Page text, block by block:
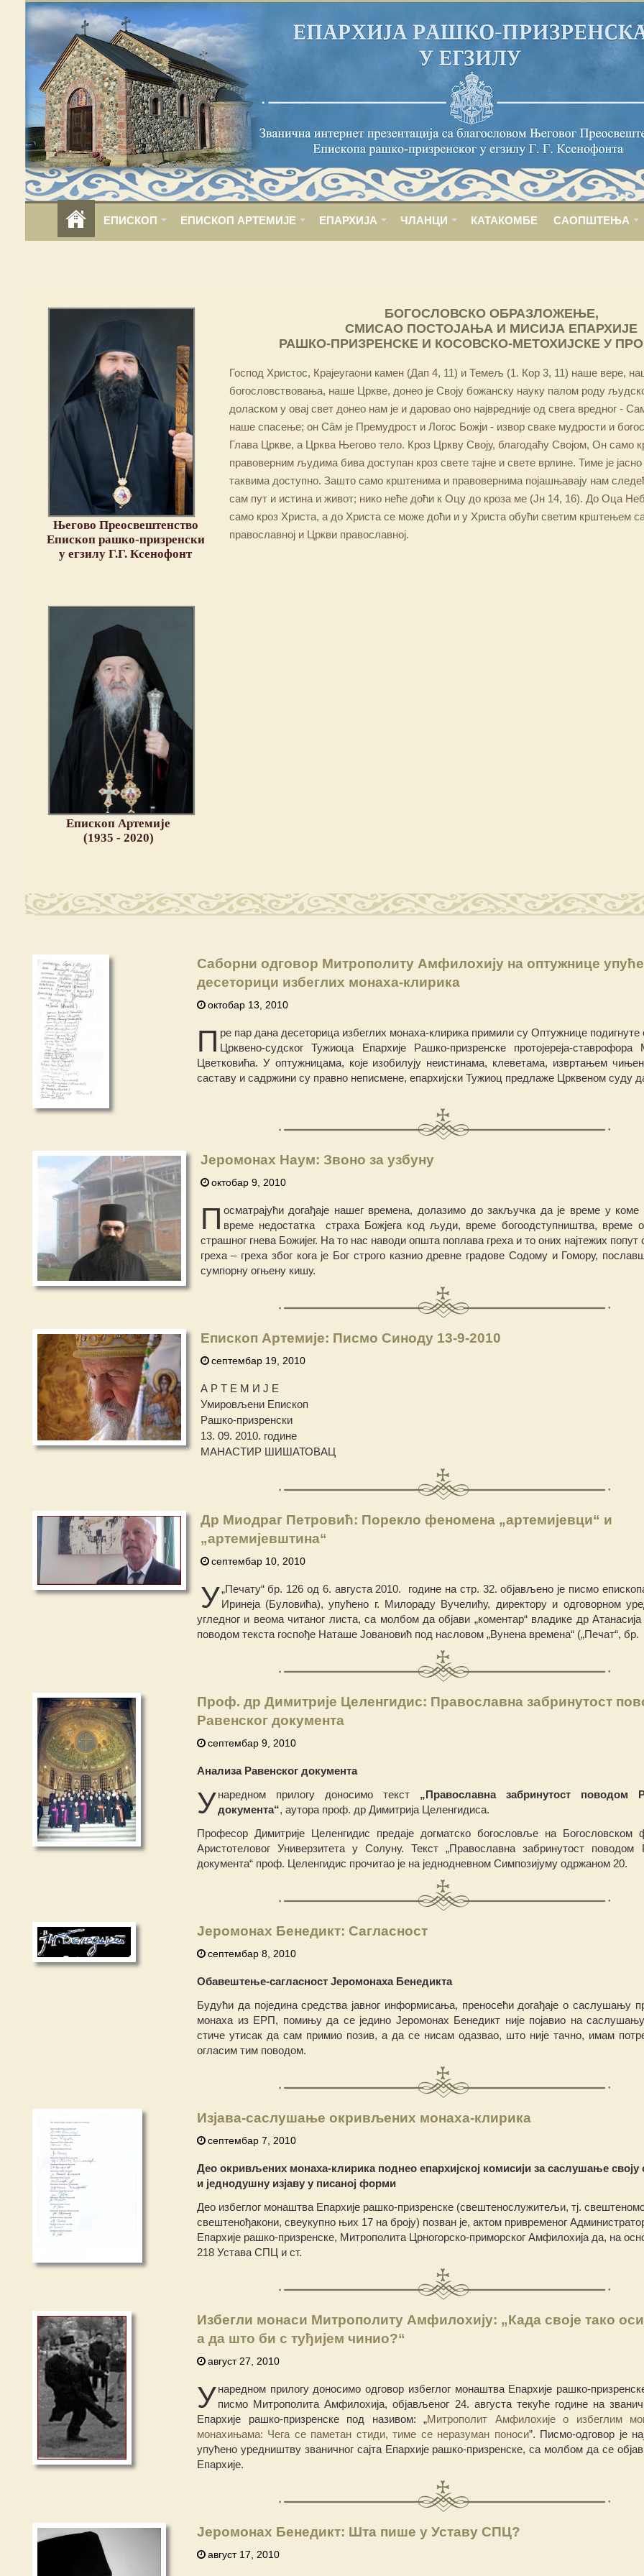
ЕПИСКОП ЕПИСКОП АРТЕМИЈЕ ЕПАРХИЈА ЧЛАНЦИ КАТАКОМБЕ САОПШТЕЊА
Његово Преосвештенство
Епископ рашко-призренски
у егзилу Г.Г. Ксенофонт
БОГОСЛОВСКО ОБРАЗЛОЖЕЊЕ,
СМИСАО ПОСТОЈАЊА И МИСИЈА ЕПАРХИЈЕ
РАШКО-ПРИЗРЕНСКЕ И КОСОВСКО-МЕТОХИЈСКЕ У
Господ Христос, Крајеугаони камен (Дап 4, 11) и Темељ (1. Кор 3, 11) наше вере,
богословствовања, наше Цркве, донео је Своју божанску науку палом роду
доласком у овај свет донео нам је и даровао оно највредније од свега вредног -
наше спасење; он Сâм је Премудрост и Логос Божји - извор сваке мудрости и
Глава Цркве, а Црква Његово тело. Кроз Цркву Своју, благодаћу Својом, Он само
правоверним људима бива доступан кроз свете тајне и свете врлине. Тиме је
таквима доступно. Зашто само крштенима и правовернима појашњавају нам
сам пут и истина и живот; нико неће доћи к Оцу до кроза ме (Јн 14, 16). До Оца
само кроз Христа, а до Христа се може доћи и у Христа обући светим крштењем
православној и Цркви православној.
Епископ Артемије
(1935 - 2020)
Саборни одговор Митрополиту Амфилохију на оптужнице
десеторици избеглих монаха-клирика
октобар 13, 2010
П ре пар дана десеторица избеглих монаха-клирика примили су Оптужнице подигнуте
Црквено-судског Тужиоца Епархије Рашко-призренске протојереја-ставрофора
Цветковића. У оптужницама, које изобилују неистинама, клеветама, извртањем
саставу и садржини су правно неписмене, епархијски Тужиоц предлаже Црквеном суду
Јеромонах Наум: Звоно за узбуну
октобар 9, 2010
П осматрајући догађаје нашег времена, долазимо до закључка да је време у
време недостатка страха Божјега код људи, време богоодступништва, време
страшног гнева Божијег. На то нас наводи општа поплава греха и то оних најтежих попут
греха – греха због кога је Бог строго казнио древне градове Содому и Гомору,
сумпорну огњену кишу.
Епископ Артемије: Писмо Синоду 13-9-2010
септембар 19, 2010
А Р Т Е М И Ј Е
Умировљени Епископ
Рашко-призренски
13. 09. 2010. године
МАНАСТИР ШИШАТОВАЦ
Др Миодраг Петровић: Порекло феномена „артемијевци“ и
„артемијевштина“
септембар 10, 2010
У„Печату“ бр. 126 од 6. августа 2010. године на стр. 32. објављено је писмо
Иринеја (Буловића), упућено г. Милораду Вучелићу, директору и одговорном
угледног и веома читаног листа, са молбом да објави „коментар“ владике др
поводом текста госпође Наташе Јовановић под насловом „Вунена времена“ („Печат“, бр.
Проф. др Димитрије Целенгидис: Православна забринутост
Равенског документа
септембар 9, 2010
Анализа Равенског документа
Унаредном прилогу доносимо текст „Православна забринутост поводом
документа“, аутора проф. др Димитрија Целенгидиса.
Професор Димитрије Целенгидис предаје догматско богословље на Богословском
Аристотеловог Универзитета у Солуну. Текст „Православна забринутост поводом
документа“ проф. Целенгидис прочитао је на једнодневном Симпозијуму одржаном 20.
Јеромонах Бенедикт: Сагласност
септембар 8, 2010
Обавештење-сагласност Јеромонаха Бенедикта
Будући да поједина средства јавног информисања, преносећи догађаје о саслушању
монаха из ЕРП, помињу да се једино Јеромонах Бенедикт није појавио на
стиче утисак да сам примио позив, а дa се нисам одазвао, што није тачно, имам
огласим тим поводом.
Изјава-саслушање окривљених монаха-клирика
септембар 7, 2010
Део окривљених монаха-клирика поднео епархијској комисији за саслушање своју
и једнодушну изјаву у писаној форми
Део избеглог монаштва Епархије рашко-призренске (свештенослужитељи, тј.
свештенођакони, свеукупно њих 17 на броју) позван је, актом привременог
Епархије рашко-призренске, Митрополита Црногорско-приморског Амфилохија да, на
218 Устава СПЦ и ст.
Избегли монаси Митрополиту Амфилохију: „Када своје тако
а да што би с туђијем чинио?“
август 27, 2010
Унаредном прилогу доносимо одговор избеглог монаштва Епархије рашко-
писмо Митрополита Амфилохија, објављеног 24. августа текуће године на
Епархије рашко-призренске под називом: „Митрополит Амфилохије о избеглим
монахињама: Чега се паметан стиди, тиме се неразуман поноси”. Писмо-одговор је
упућено уредништву званичног сајта Епархије рашко-призренске, са молбом да се
Епархије.
Јеромонах Бенедикт: Шта пише у Уставу СПЦ?
август 17, 2010